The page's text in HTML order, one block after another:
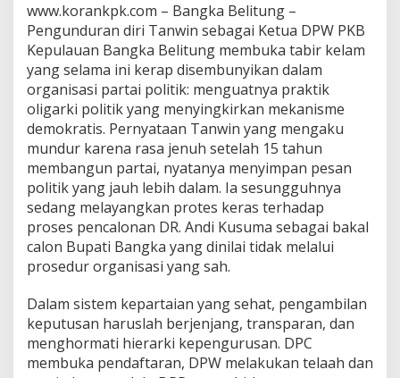
www.korankpk.com – Bangka Belitung –
Pengunduran diri Tanwin sebagai Ketua DPW PKB
Kepulauan Bangka Belitung membuka tabir kelam
yang selama ini kerap disembunyikan dalam
organisasi partai politik: menguatnya praktik
oligarki politik yang menyingkirkan mekanisme
demokratis. Pernyataan Tanwin yang mengaku
mundur karena rasa jenuh setelah 15 tahun
membangun partai, nyatanya menyimpan pesan
politik yang jauh lebih dalam. Ia sesungguhnya
sedang melayangkan protes keras terhadap
proses pencalonan DR. Andi Kusuma sebagai bakal
calon Bupati Bangka yang dinilai tidak melalui
prosedur organisasi yang sah.
Dalam sistem kepartaian yang sehat, pengambilan
keputusan haruslah berjenjang, transparan, dan
menghormati hierarki kepengurusan. DPC
membuka pendaftaran, DPW melakukan telaah dan